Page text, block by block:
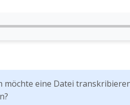
möchte eine Datei